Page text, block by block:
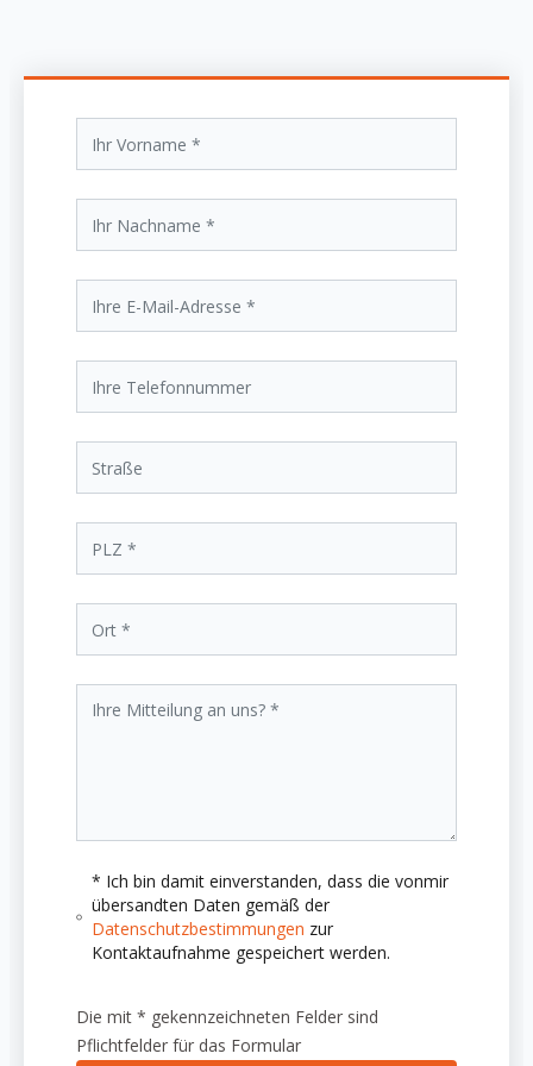
* Ich bin damit einverstanden, dass die vonmir
übersandten Daten gemäß der
Datenschutzbestimmungen zur
Kontaktaufnahme gespeichert werden.
Die mit * gekennzeichneten Felder sind
Pflichtfelder für das Formular